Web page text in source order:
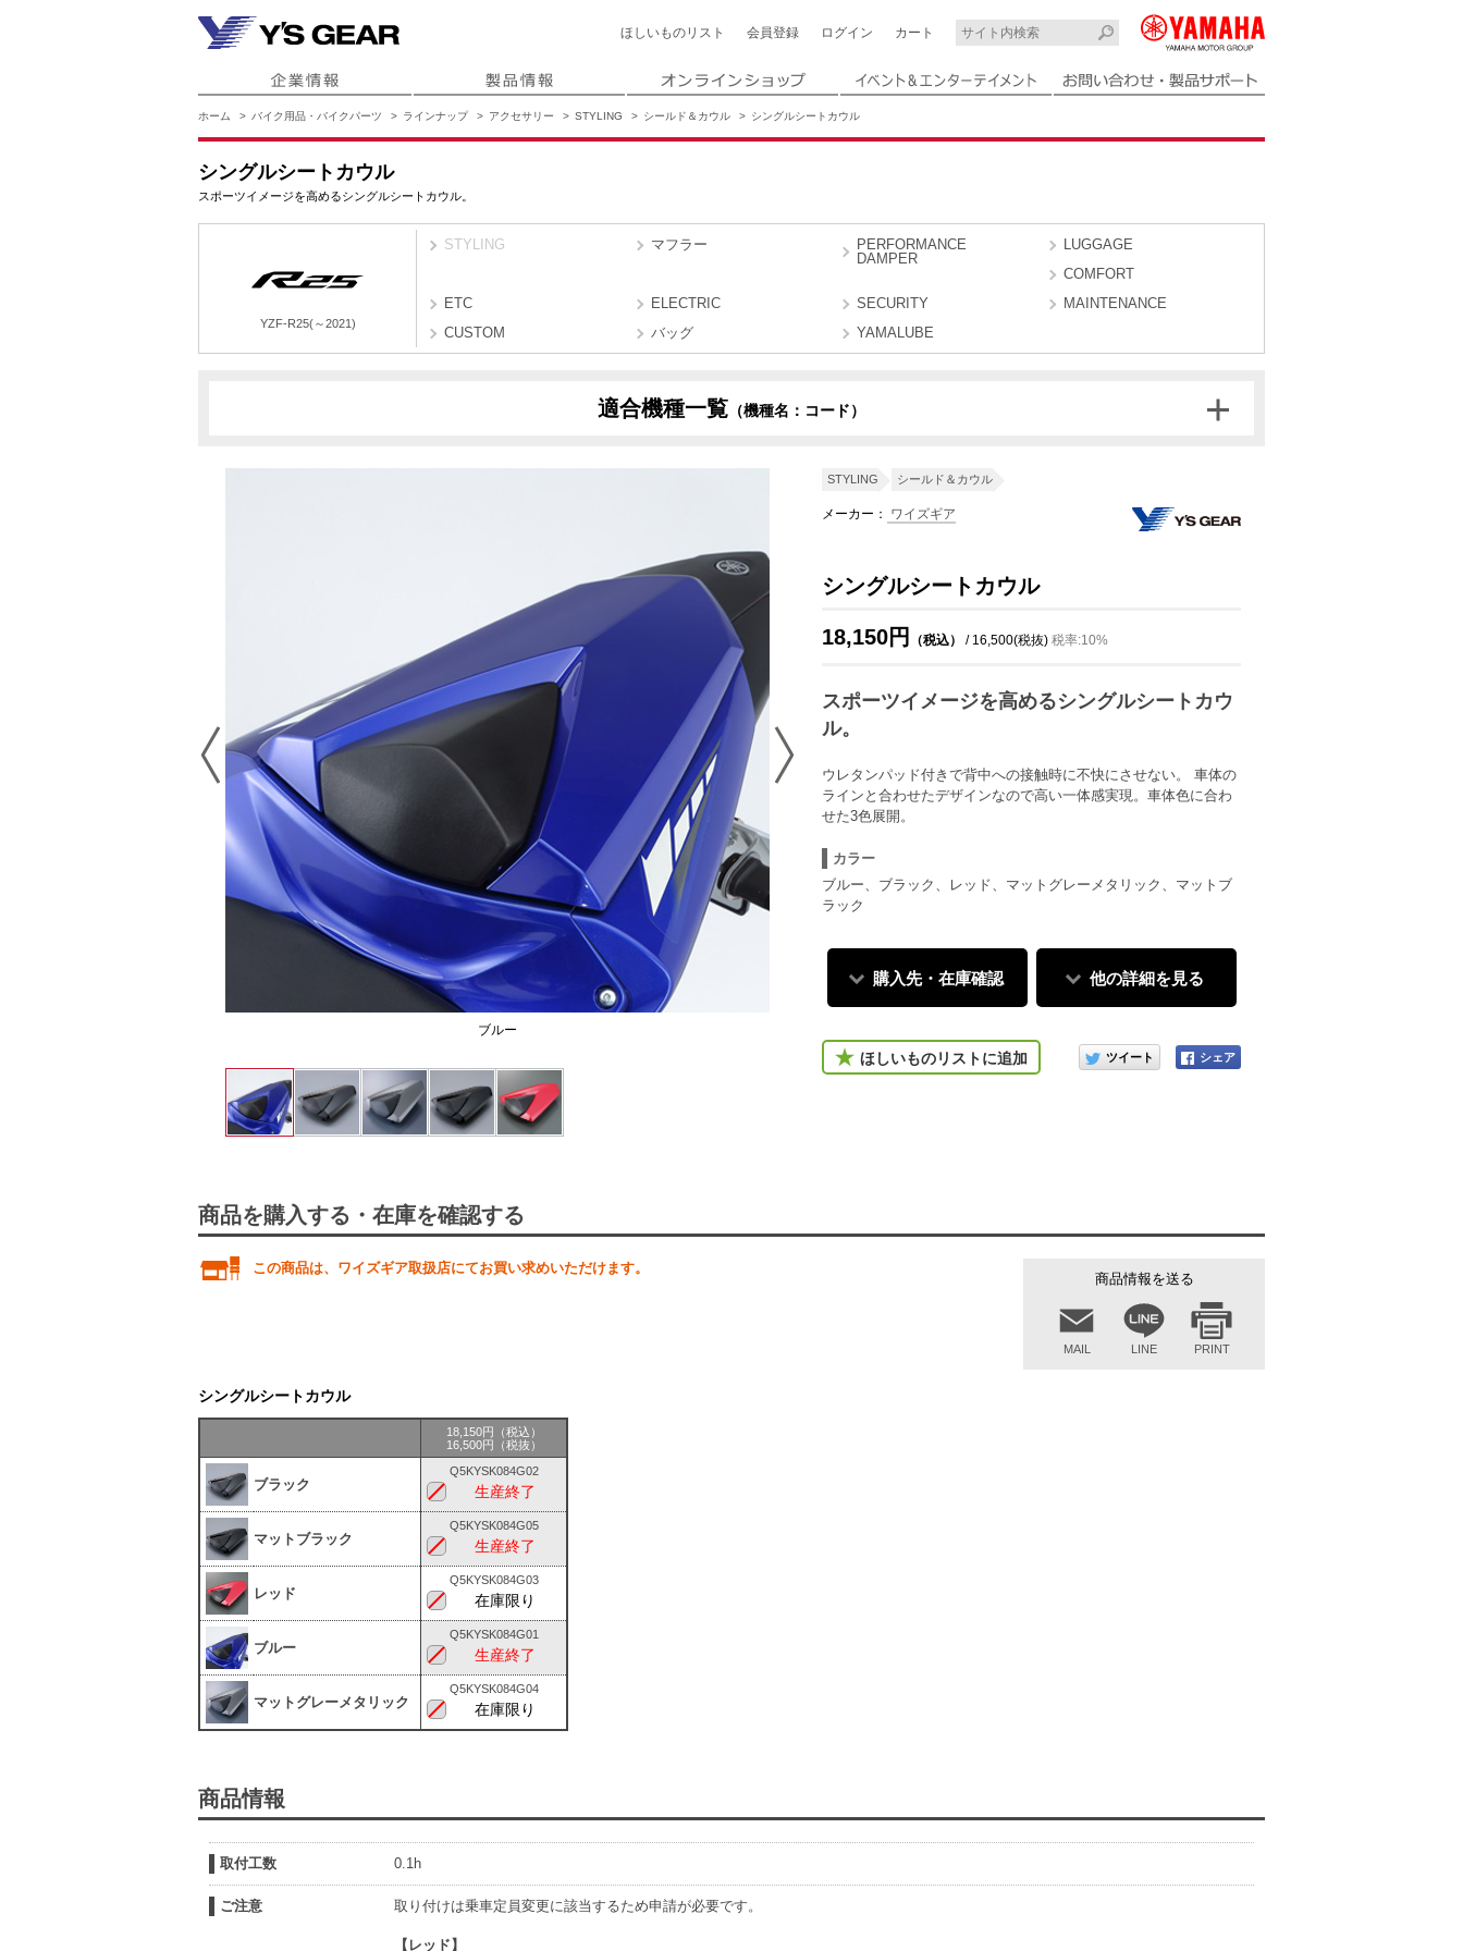
ほしいもの リスト 会員登録 ログイン カート
ホーム バイク用品・バイクパーツ ラインナップ アクセサリー STYLING シールド＆カウル シングルシートカウル
シングルシートカウル
スポーツイメージを高めるシングルシートカウル。
YZF-R25(～2021)
STYLING マフラー
PERFORMANCE
DAMPER
LUGGAGE
COMFORT
ETC
ELECTRIC SECURITY
MAINTENANCE
CUSTOM
バッグ YAMALUBE
適合機種一覧 （機種名：コード）
STYLING シールド＆カウル
メーカー： ワイズギア
シングルシートカウル
18,150円 （税込） / 16,500(税抜) 税率:10%
スポーツイメージを高めるシングルシートカウ
ル。
ウレタンパッド付きで背中への接触時に不快にさせない。 車体の
ラインと合わせたデザインなので高い一体感実現。車体色に合わ
せた3色展開。
カラー
ブルー、ブラック、レッド、マットグレーメタリック、マットブ
ラック
購入先・在庫確認 他の詳細を見る
ほしいものリストに追加
このアイテムをシェアする
ブルー
商品を購入する・在庫を確認する
商品情報を送る
MAIL LINE PRINT
この商品は、ワイズギア取扱店にてお買い求めいただけます。
シングルシートカウル
18,150円（税込）
16,500円（税抜）
ブラック
Q5KYSK084G02
生産終了
マットブラック
Q5KYSK084G05
生産終了
レッド
Q5KYSK084G03
在庫限り
ブルー
Q5KYSK084G01
生産終了
マットグレーメタリック
Q5KYSK084G04
在庫限り
商品情報
取付工数 0.1h
ご注意 取り付けは乗車定員変更に該当するため申請が必要です。
【レッド】